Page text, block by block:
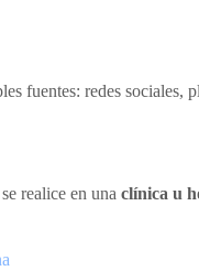
fuentes: redes sociales,
realice en una clínica u